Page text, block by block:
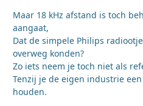
Maar 18 kHz afstand is toch
aangaat,
Dat de simpele Philips
overweg konden?
Zo iets neem je toch niet als
Tenzij je de eigen industrie
houden.